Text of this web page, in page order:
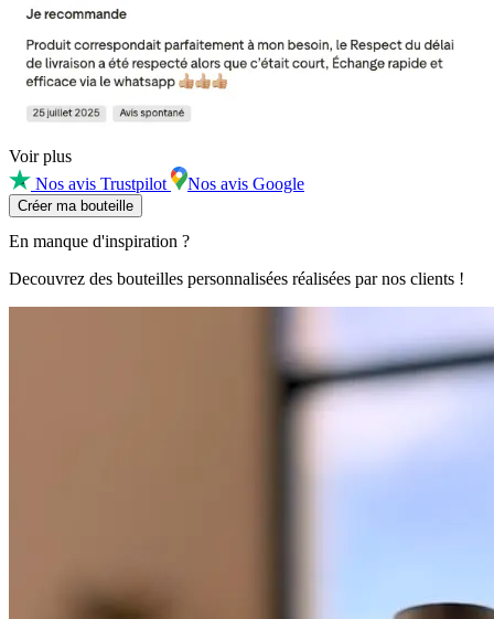
Voir plus
Nos avis Trustpilot
Nos avis Google
Créer ma bouteille
En manque d'inspiration ?
Decouvrez des bouteilles personnalisées réalisées par nos clients !